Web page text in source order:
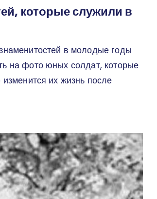
которые служили в
в молодые годы
на фото юных солдат, которые
их жизнь после